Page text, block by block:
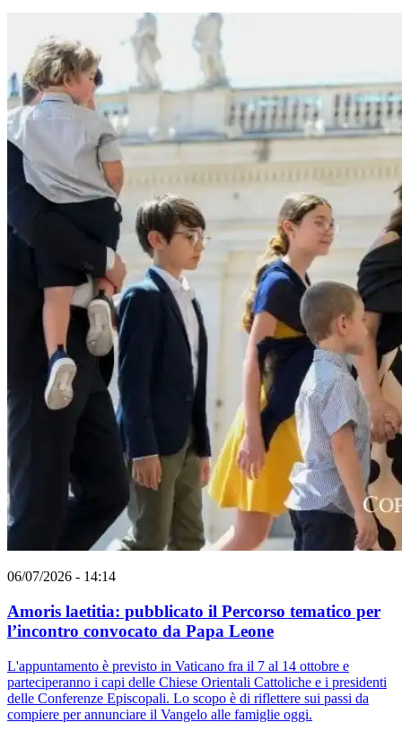
06/07/2026 - 14:14
Amoris laetitia: pubblicato il Percorso tematico per
l’incontro convocato da Papa Leone
L'appuntamento è previsto in Vaticano fra il 7 al 14 ottobre e
parteciperanno i capi delle Chiese Orientali Cattoliche e i presidenti
delle Conferenze Episcopali. Lo scopo è di riflettere sui passi da
compiere per annunciare il Vangelo alle famiglie oggi.